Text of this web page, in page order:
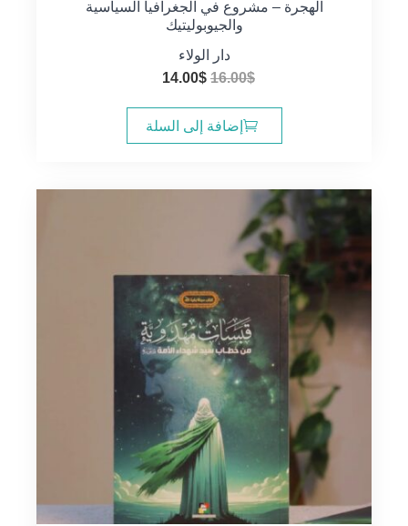
الهجرة – مشروع في الجغرافيا السياسية
والجيوبوليتيك
دار الولاء
16.00$
السعر
هو:
16.00$.
14.00$
هو:
14.00$.
إضافة إلى السلة